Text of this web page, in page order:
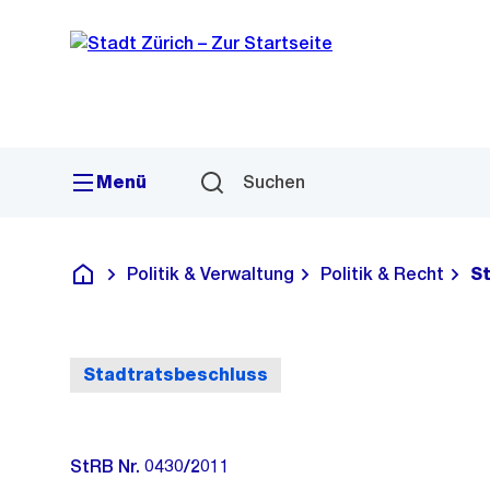
Navigation
Sprunglink
Menü Suchen
Deutsch
Politik & Verwaltung Politik & Recht
Stadtratsbeschluss
StRB Nr. 0430/2011